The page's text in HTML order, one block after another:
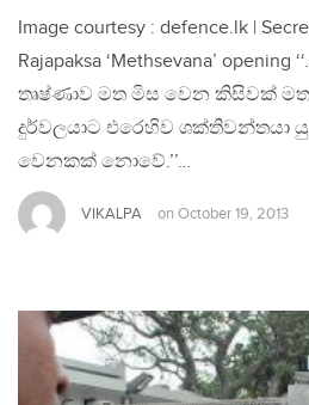
Image courtesy : defence.lk |
Rajapaksa ‘Methsevana’
තෘෂ්ණාව මත මිස වෙන කිසිවක්
දුර්වලයාට එරෙහිව ශක්තිවන්තයා
වෙනකක් නොවේ.’’…
VIKALPA on October 19, 2013